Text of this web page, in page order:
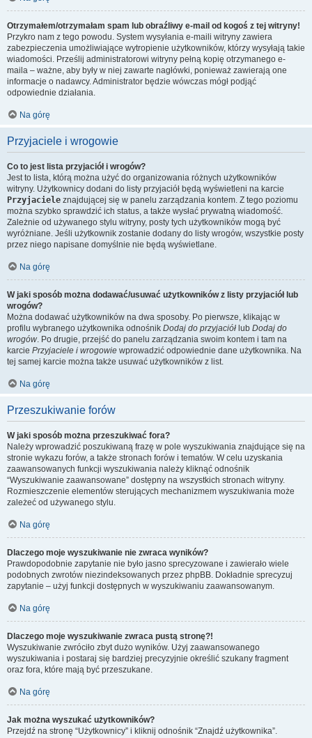
Otrzymałem/otrzymałam spam lub obraźliwy e-mail od kogoś z tej witryny!
Przykro nam z tego powodu. System wysyłania e-maili witryny zawiera
zabezpieczenia umożliwiające wytropienie użytkowników, którzy wysyłają takie
wiadomości. Prześlij administratorowi witryny pełną kopię otrzymanego e-
maila – ważne, aby były w niej zawarte nagłówki, ponieważ zawierają one
informacje o nadawcy. Administrator będzie wówczas mógł podjąć
odpowiednie działania.
Na górę
Przyjaciele i wrogowie
Co to jest lista przyjaciół i wrogów?
Jest to lista, którą można użyć do organizowania różnych użytkowników
witryny. Użytkownicy dodani do listy przyjaciół będą wyświetleni na karcie
Przyjaciele znajdującej się w panelu zarządzania kontem. Z tego poziomu
można szybko sprawdzić ich status, a także wysłać prywatną wiadomość.
Zależnie od używanego stylu witryny, posty tych użytkowników mogą być
wyróżniane. Jeśli użytkownik zostanie dodany do listy wrogów, wszystkie posty
przez niego napisane domyślnie nie będą wyświetlane.
Na górę
W jaki sposób można dodawać/usuwać użytkowników z listy przyjaciół lub
wrogów?
Można dodawać użytkowników na dwa sposoby. Po pierwsze, klikając w
profilu wybranego użytkownika odnośnik Dodaj do przyjaciół lub Dodaj do
wrogów. Po drugie, przejść do panelu zarządzania swoim kontem i tam na
karcie Przyjaciele i wrogowie wprowadzić odpowiednie dane użytkownika. Na
tej samej karcie można także usuwać użytkowników z list.
Na górę
Przeszukiwanie forów
W jaki sposób można przeszukiwać fora?
Należy wprowadzić poszukiwaną frazę w pole wyszukiwania znajdujące się na
stronie wykazu forów, a także stronach forów i tematów. W celu uzyskania
zaawansowanych funkcji wyszukiwania należy kliknąć odnośnik
“Wyszukiwanie zaawansowane” dostępny na wszystkich stronach witryny.
Rozmieszczenie elementów sterujących mechanizmem wyszukiwania może
zależeć od używanego stylu.
Na górę
Dlaczego moje wyszukiwanie nie zwraca wyników?
Prawdopodobnie zapytanie nie było jasno sprecyzowane i zawierało wiele
podobnych zwrotów niezindeksowanych przez phpBB. Dokładnie sprecyzuj
zapytanie – użyj funkcji dostępnych w wyszukiwaniu zaawansowanym.
Na górę
Dlaczego moje wyszukiwanie zwraca pustą stronę?!
Wyszukiwanie zwróciło zbyt dużo wyników. Użyj zaawansowanego
wyszukiwania i postaraj się bardziej precyzyjnie określić szukany fragment
oraz fora, które mają być przeszukane.
Na górę
Jak można wyszukać użytkowników?
Przejdź na stronę “Użytkownicy” i kliknij odnośnik “Znajdź użytkownika”.